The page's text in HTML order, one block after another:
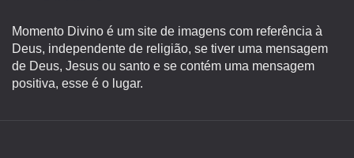
Momento Divino é um site de imagens com referência à
Deus, independente de religião, se tiver uma mensagem
de Deus, Jesus ou santo e se contém uma mensagem
positiva, esse é o lugar.